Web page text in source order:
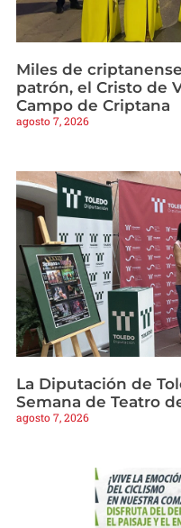
Miles de
patrón, el Cristo de
Campo de Criptana
agosto 7, 2026
La Diputación de
Semana de Teatro
agosto 7, 2026